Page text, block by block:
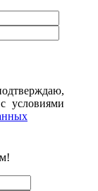
условиями